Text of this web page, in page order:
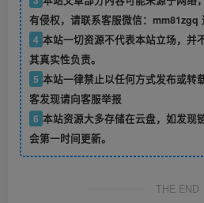
有侵权，请联系客服微信：mm81zgq
4 本站一切资源不代表本站立场，并
其真实性负责。
5 本站一律禁止以任何方式发布或转
客发现请向客服举报
6 本站资源大多存储在云盘，如发现
会第一时间更新。
THE END